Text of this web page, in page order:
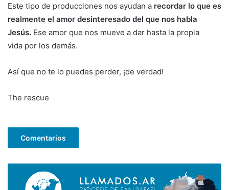
Este tipo de producciones nos ayudan a recordar lo que es
realmente el amor desinteresado del que nos habla
Jesús. Ese amor que nos mueve a dar hasta la propia
vida por los demás.
Así que no te lo puedes perder, ¡de verdad!
The rescue
Comentarios